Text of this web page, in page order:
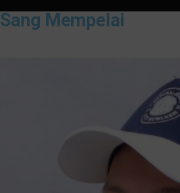
Sang Mempelai